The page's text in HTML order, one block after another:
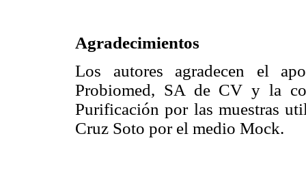
Agradecimientos
Los autores agradecen el
Probiomed, SA de CV y la
Purificación por las muestras
Cruz Soto por el medio Mock.